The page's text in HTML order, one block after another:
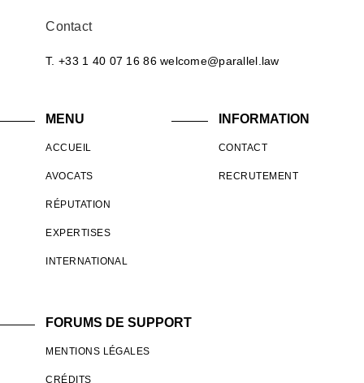
Contact
T. +33 1 40 07 16 86 welcome@parallel.law
MENU
ACCUEIL
AVOCATS
RÉPUTATION
EXPERTISES
INTERNATIONAL
INFORMATION
CONTACT
RECRUTEMENT
FORUMS DE SUPPORT
MENTIONS LÉGALES
CRÉDITS